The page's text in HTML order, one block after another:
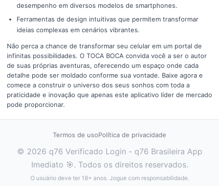
desempenho em diversos modelos de smartphones.
Ferramentas de design intuitivas que permitem transformar
ideias complexas em cenários vibrantes.
Não perca a chance de transformar seu celular em um portal de
infinitas possibilidades. O TOCA BOCA convida você a ser o autor
de suas próprias aventuras, oferecendo um espaço onde cada
detalhe pode ser moldado conforme sua vontade. Baixe agora e
comece a construir o universo dos seus sonhos com toda a
praticidade e inovação que apenas este aplicativo líder de mercado
pode proporcionar.
Termos de usoPolítica de privacidade
© 2026 q76 Verificado Login - q76 Brasileira App
Imediato 🎯. Todos os direitos reservados.
O usuário deve ter 18+ anos. Jogue com responsabilidade.